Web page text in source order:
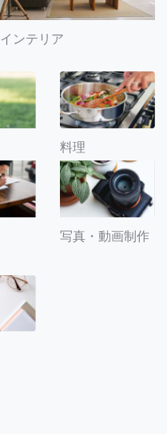
インテリア
料理
写真・動画制作